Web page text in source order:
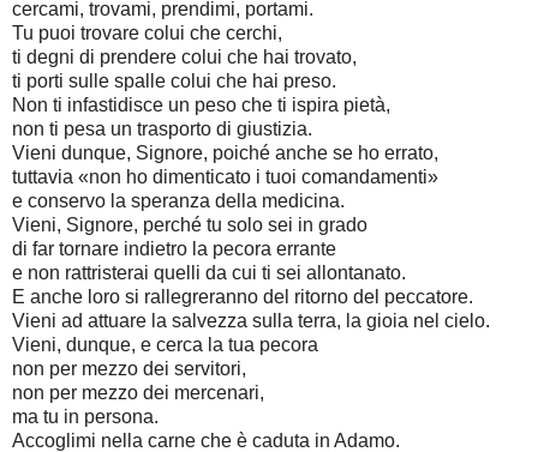
cercami, trovami, prendimi, portami.
Tu puoi trovare colui che cerchi,
ti degni di prendere colui che hai trovato,
ti porti sulle spalle colui che hai preso.
Non ti infastidisce un peso che ti ispira pietà,
non ti pesa un trasporto di giustizia.
Vieni dunque, Signore, poiché anche se ho errato,
tuttavia «non ho dimenticato i tuoi comandamenti»
e conservo la speranza della medicina.
Vieni, Signore, perché tu solo sei in grado
di far tornare indietro la pecora errante
e non rattristerai quelli da cui ti sei allontanato.
E anche loro si rallegreranno del ritorno del peccatore.
Vieni ad attuare la salvezza sulla terra, la gioia nel cielo.
Vieni, dunque, e cerca la tua pecora
non per mezzo dei servitori,
non per mezzo dei mercenari,
ma tu in persona.
Accoglimi nella carne che è caduta in Adamo.